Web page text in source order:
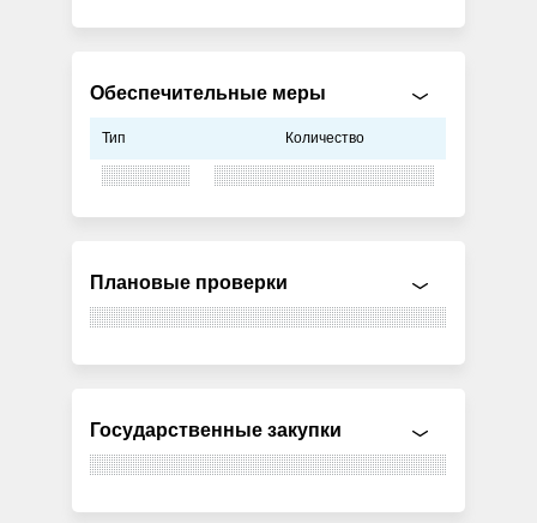
Обеспечительные меры
Тип Количество
Плановые проверки
Государственные закупки